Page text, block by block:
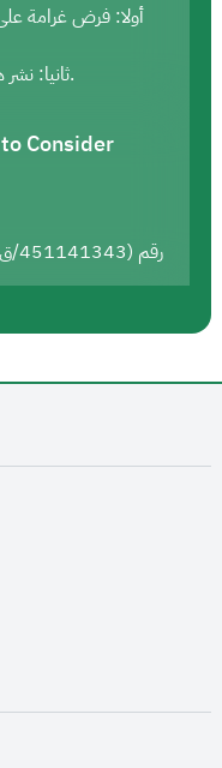
ثانيا: نشر هذه العقوبة في الموقع الإلكتروني للهيئة.
Consider
رقم (451141343/ق/1445هـ) وتاريخ (20/12/1445هـ)
window